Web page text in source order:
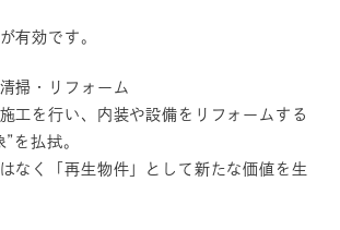
有効です。
掃・リフォーム
工を行い、内装や設備をリフォームする
を払拭。
なく「再生物件」として新たな価値を生